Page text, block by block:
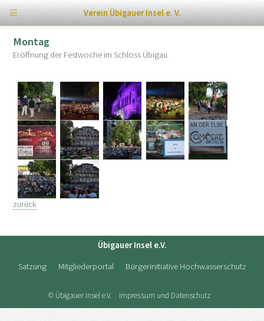
Montag
Eröffnung der Festwoche im Schloss Übigau
zurück
Übigauer Insel e.V.
Satzung
Mitgliederportal Bürgerinitiative Hochwasserschutz
© Übigauer Insel e.V. Impressum und Datenschutz
Verein Übigauer Insel e. V.